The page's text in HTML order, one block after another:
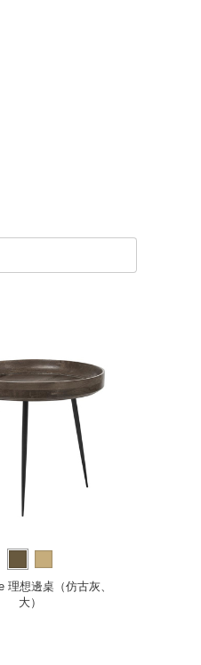
理想邊桌（仿古灰、
大）